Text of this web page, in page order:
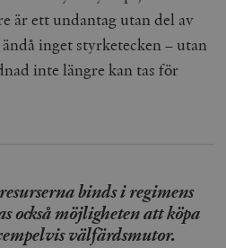
är ett undantag utan del av
inget styrketecken – utan
inte längre kan tas för
binds i regimens
också möjligheten att köpa
välfärdsmutor.